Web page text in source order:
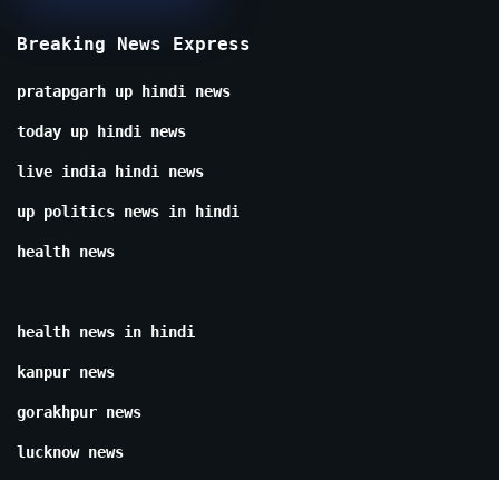
Breaking News Express
pratapgarh up hindi news
today up hindi news
live india hindi news
up politics news in hindi
health news
health news in hindi
kanpur news
gorakhpur news
lucknow news